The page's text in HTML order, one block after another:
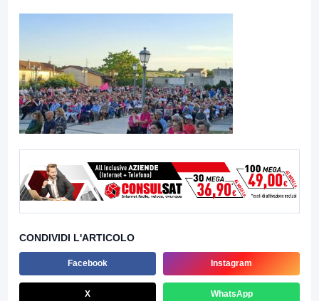
CONDIVIDI L'ARTICOLO
Facebook Instagram
X WhatsApp